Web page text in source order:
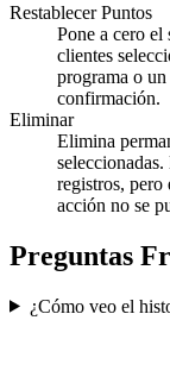
Restablecer Puntos
Pone a cero el
clientes
programa o
confirmación.
Eliminar
Elimina
registros, pero
acción no se
Preguntas
¿Cómo veo el